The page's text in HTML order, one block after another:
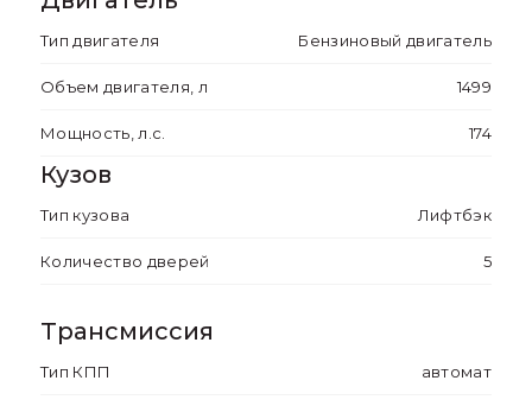
Подлокотник передних сидений
пассажирского сиденья
Тип двигателя Бензиновый двигатель
Объем двигателя, л 1499
Мощность, л.с. 174
Кузов
Тип кузова Лифтбэк
Количество дверей 5
Трансмиссия
Тип КПП автомат